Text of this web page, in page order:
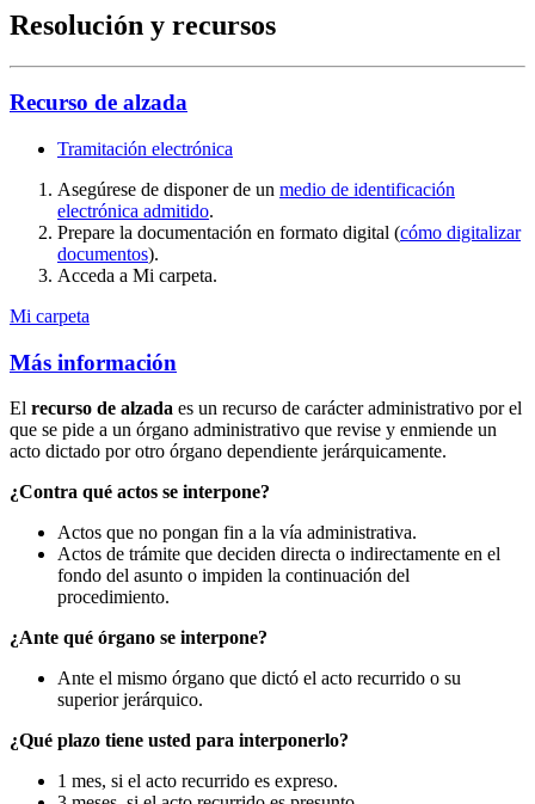
Resolución y recursos
Recurso de alzada
Tramitación electrónica
Asegúrese de disponer de un medio de identificación
electrónica admitido.
Prepare la documentación en formato digital (cómo digitalizar
documentos).
Acceda a Mi carpeta.
Mi carpeta
Más información
El recurso de alzada es un recurso de carácter administrativo por el
que se pide a un órgano administrativo que revise y enmiende un
acto dictado por otro órgano dependiente jerárquicamente.
¿Contra qué actos se interpone?
Actos que no pongan fin a la vía administrativa.
Actos de trámite que deciden directa o indirectamente en el
fondo del asunto o impiden la continuación del
procedimiento.
¿Ante qué órgano se interpone?
Ante el mismo órgano que dictó el acto recurrido o su
superior jerárquico.
¿Qué plazo tiene usted para interponerlo?
1 mes, si el acto recurrido es expreso.